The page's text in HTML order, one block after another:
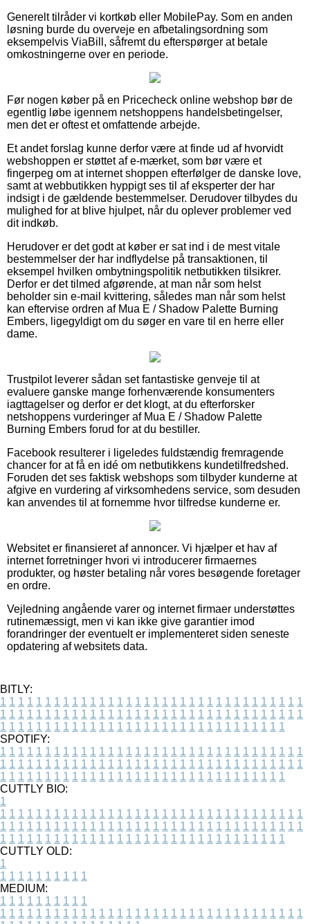
Generelt tilråder vi kortkøb eller MobilePay. Som en anden
løsning burde du overveje en afbetalingsordning som
eksempelvis ViaBill, såfremt du efterspørger at betale
omkostningerne over en periode.
Før nogen køber på en Pricecheck online webshop bør de
egentlig løbe igennem netshoppens handelsbetingelser,
men det er oftest et omfattende arbejde.
Et andet forslag kunne derfor være at finde ud af hvorvidt
webshoppen er støttet af e-mærket, som bør være et
fingerpeg om at internet shoppen efterfølger de danske love,
samt at webbutikken hyppigt ses til af eksperter der har
indsigt i de gældende bestemmelser. Derudover tilbydes du
mulighed for at blive hjulpet, når du oplever problemer ved
dit indkøb.
Herudover er det godt at køber er sat ind i de mest vitale
bestemmelser der har indflydelse på transaktionen, til
eksempel hvilken ombytningspolitik netbutikken tilsikrer.
Derfor er det tilmed afgørende, at man når som helst
beholder sin e-mail kvittering, således man når som helst
kan eftervise ordren af Mua E / Shadow Palette Burning
Embers, ligegyldigt om du søger en vare til en herre eller
dame.
Trustpilot leverer sådan set fantastiske genveje til at
evaluere ganske mange forhenværende konsumenters
iagttagelser og derfor er det klogt, at du efterforsker
netshoppens vurderinger af Mua E / Shadow Palette
Burning Embers forud for at du bestiller.
Facebook resulterer i ligeledes fuldstændig fremragende
chancer for at få en idé om netbutikkens kundetilfredshed.
Foruden det ses faktisk webshops som tilbyder kunderne at
afgive en vurdering af virksomhedens service, som desuden
kan anvendes til at fornemme hvor tilfredse kunderne er.
Websitet er finansieret af annoncer. Vi hjælper et hav af
internet forretninger hvori vi introducerer firmaernes
produkter, og høster betaling når vores besøgende foretager
en ordre.
Vejledning angående varer og internet firmaer understøttes
rutinemæssigt, men vi kan ikke give garantier imod
forandringer der eventuelt er implementeret siden seneste
opdatering af websitets data.
BITLY:
1 1 1 1 1 1 1 1 1 1 1 1 1 1 1 1 1 1 1 1 1 1 1 1 1 1 1 1 1 1 1 1 1 1
1 1 1 1 1 1 1 1 1 1 1 1 1 1 1 1 1 1 1 1 1 1 1 1 1 1 1 1 1 1 1 1 1 1
1 1 1 1 1 1 1 1 1 1 1 1 1 1 1 1 1 1 1 1 1 1 1 1 1 1 1 1 1 1 1 1
SPOTIFY:
1 1 1 1 1 1 1 1 1 1 1 1 1 1 1 1 1 1 1 1 1 1 1 1 1 1 1 1 1 1 1 1 1 1
1 1 1 1 1 1 1 1 1 1 1 1 1 1 1 1 1 1 1 1 1 1 1 1 1 1 1 1 1 1 1 1 1 1
1 1 1 1 1 1 1 1 1 1 1 1 1 1 1 1 1 1 1 1 1 1 1 1 1 1 1 1 1 1 1 1
CUTTLY BIO:
1
1 1 1 1 1 1 1 1 1 1 1 1 1 1 1 1 1 1 1 1 1 1 1 1 1 1 1 1 1 1 1 1 1 1
1 1 1 1 1 1 1 1 1 1 1 1 1 1 1 1 1 1 1 1 1 1 1 1 1 1 1 1 1 1 1 1 1 1
1 1 1 1 1 1 1 1 1 1 1 1 1 1 1 1 1 1 1 1 1 1 1 1 1 1 1 1 1 1 1 1
CUTTLY OLD:
1
1 1 1 1 1 1 1 1 1 1
MEDIUM:
1 1 1 1 1 1 1 1 1 1
1 1 1 1 1 1 1 1 1 1 1 1 1 1 1 1 1 1 1 1 1 1 1 1 1 1 1 1 1 1 1 1 1 1